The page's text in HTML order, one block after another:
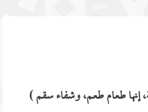
إنها طعام طعم، وشفاء سقم )